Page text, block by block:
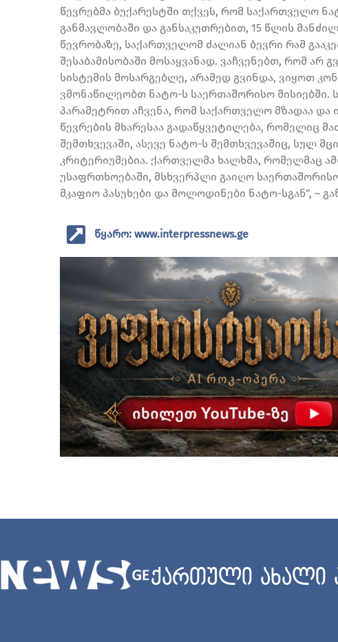
წევრებმა ბუქარესტში თქვეს, რომ საქართველო
განმავლობაში და განსაკუთრებით, 15 წლის
წევრობაზე, საქართველომ ძალიან ბევრი რამ
შესაბამისობაში მოსაყვანად. ვაჩვენებთ, რომ
სისტემის მოსარგებლე, არამედ გვინდა, ვიყოთ
ვმონაწილეობთ ნატო-ს საერთაშორისო მისიებში.
პარამეტრით აჩვენა, რომ საქართველო მზადაა და
წევრების მხარესაა გადაწყვეტილება, რომელიც
შემთხვევაში, ასევე ნატო-ს შემთხვევაშიც, სულ
კრიტერიუმებია. ქართველმა ხალხმა, რომელმაც
უსაფრთხოებაში, მსხვერპლი გაიღო
მკაფიო პასუხები და მოლოდინები ნატო-სგან“, –
წყარო: www.interpressnews.ge
ქართული ახალი